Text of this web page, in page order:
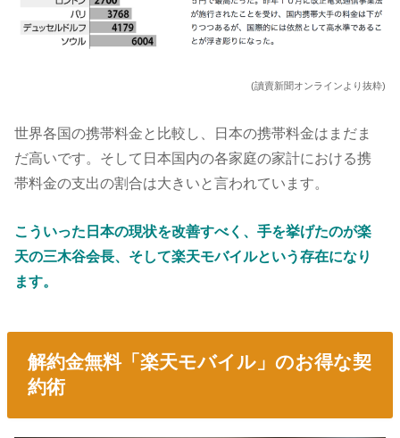
(讀賣新聞オンラインより抜粋)
世界各国の携帯料金と比較し、日本の携帯料金はまだま
だ高いです。そして日本国内の各家庭の家計における携
帯料金の支出の割合は大きいと言われています。
こういった日本の現状を改善すべく、手を挙げたのが楽
天の三木谷会長、そして楽天モバイルという存在になり
ます。
解約金無料「楽天モバイル」のお得な契
約術